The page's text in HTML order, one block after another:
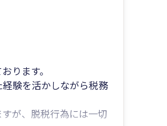
ります。
験を活かしながら税務
が、脱税行為には一切